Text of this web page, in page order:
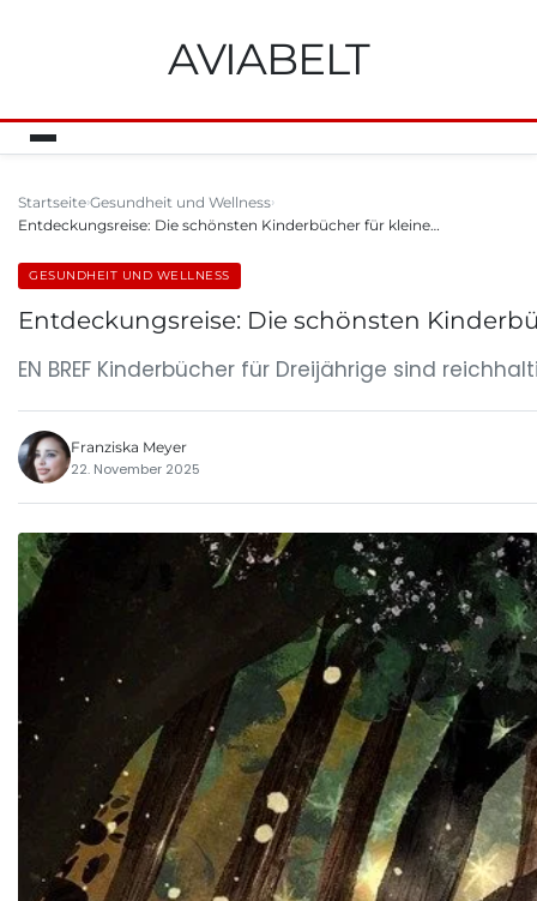
AVIABELT
Startseite Gesundheit und Wellness
Entdeckungsreise: Die schönsten Kinderbücher für kleine…
GESUNDHEIT UND WELLNESS
Entdeckungsreise: Die schönsten
EN BREF Kinderbücher für Dreijährige sind
Franziska Meyer
22. November 2025